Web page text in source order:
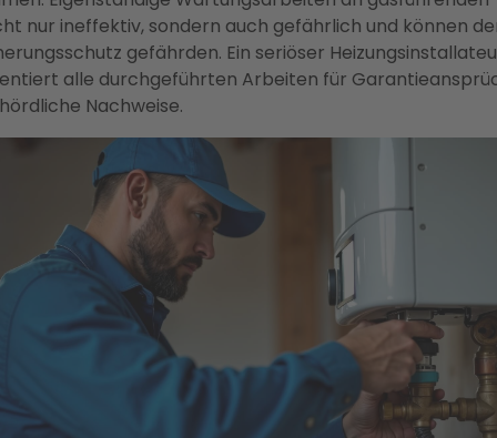
nur ineffektiv, sondern auch gefährlich und können
gefährden. Ein seriöser
alle durchgeführten Arbeiten für
Nachweise.